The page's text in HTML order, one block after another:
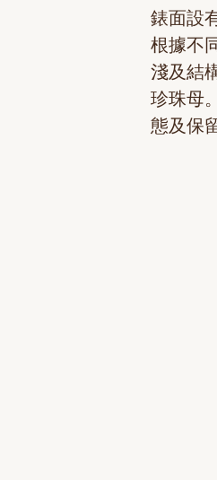
錶面設
根據不
淺及結
珍珠母
態及保